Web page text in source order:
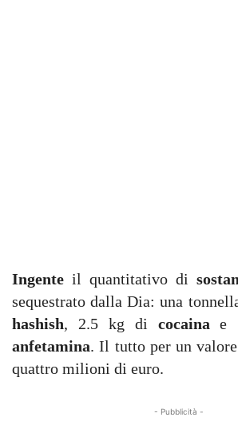
Ingente il quantitativo di
sequestrato dalla Dia: una
hashish, 2.5 kg di cocainae
anfetamina. Il tutto per un
quattro milioni di euro.
- Pubblicità -